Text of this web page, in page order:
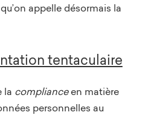
appelle désormais la
tentaculaire
la complianceen matière
personnelles au